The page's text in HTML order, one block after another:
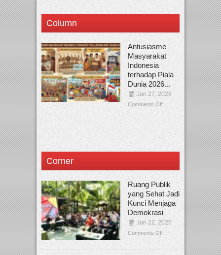
Column
Antusiasme
Masyarakat
Indonesia
terhadap Piala
Dunia 2026...
Jun 27, 2026
Comments Off
Corner
Ruang Publik
yang Sehat Jadi
Kunci Menjaga
Demokrasi
Jun 22, 2026
Comments Off